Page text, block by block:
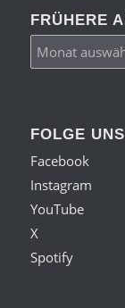
FRÜHERE
FOLGE
Facebook
Instagram
YouTube
X
Spotify